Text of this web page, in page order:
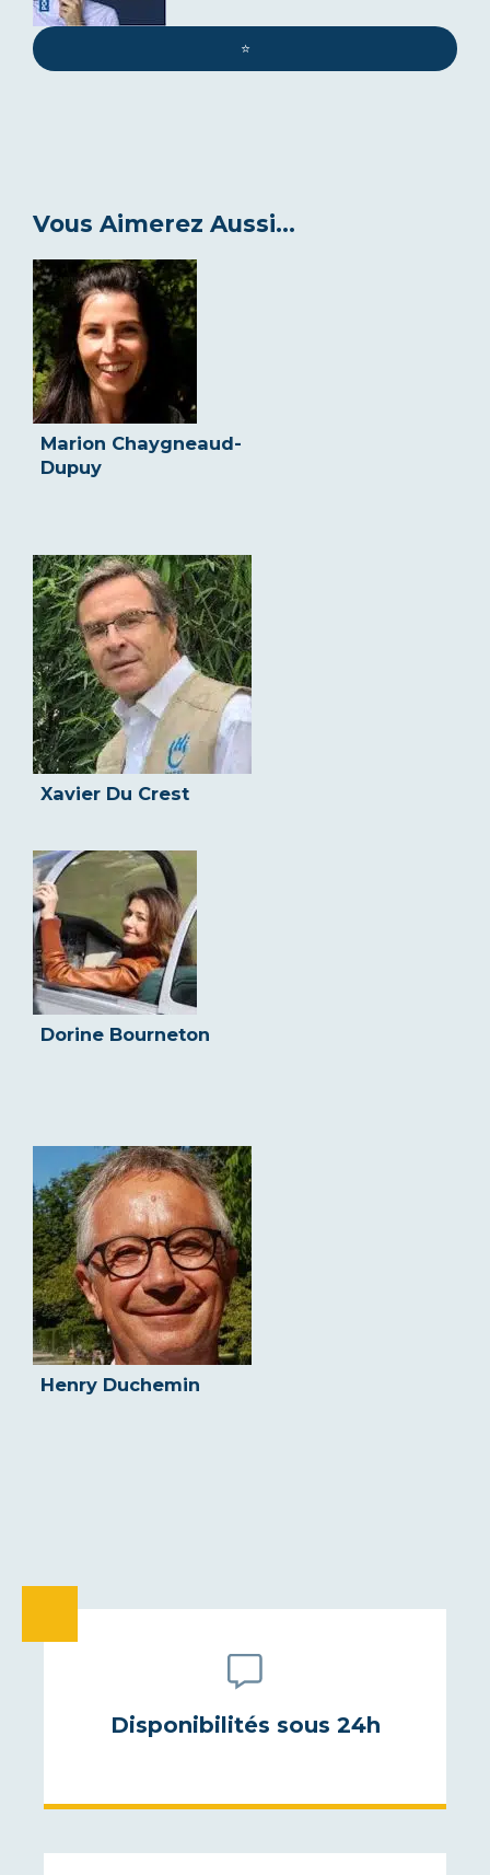
⭐️
Vous Aimerez Aussi...
Marion Chaygneaud-
Dupuy
Xavier Du Crest
Dorine Bourneton
Henry Duchemin
Disponibilités sous 24h